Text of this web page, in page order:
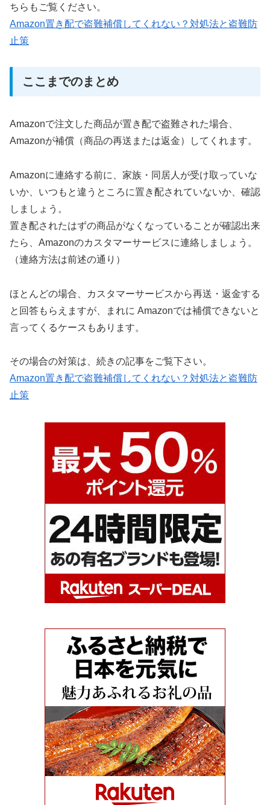
ちらもご覧ください。
Amazon置き配で盗難補償してくれない？対処法と盗難防
止策
ここまでのまとめ
Amazonで注文した商品が置き配で盗難された場合、
Amazonが補償（商品の再送または返金）してくれます。
Amazonに連絡する前に、家族・同居人が受け取っていな
いか、いつもと違うところに置き配されていないか、確認
しましょう。
置き配されたはずの商品がなくなっていることが確認出来
たら、Amazonのカスタマーサービスに連絡しましょう。
（連絡方法は前述の通り）
ほとんどの場合、カスタマーサービスから再送・返金する
と回答もらえますが、まれに Amazonでは補償できないと
言ってくるケースもあります。
その場合の対策は、続きの記事をご覧下さい。
Amazon置き配で盗難補償してくれない？対処法と盗難防
止策